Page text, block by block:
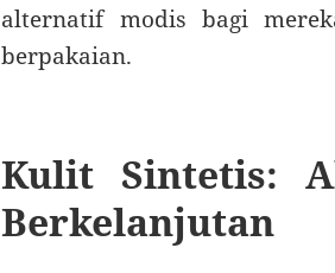
alternatif modis bagi
berpakaian.
Kulit Sintetis:
Berkelanjutan